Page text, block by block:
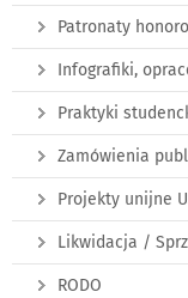
Patronaty
Infografiki,
Praktyki
Zamówienia
Projekty unijne
Likwidacja /
RODO